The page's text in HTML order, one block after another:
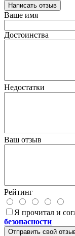
Написать отзыв
Ваше имя
Достоинства
Недостатки
Ваш отзыв
Рейтинг
Я прочитал и
безопасности
Отправить свой